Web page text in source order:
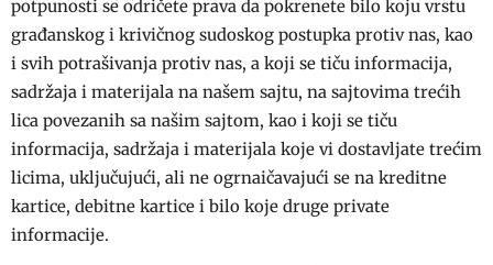
potpunosti se odričete prava da pokrenete bilo koju vrstu
građanskog i krivičnog sudoskog postupka protiv nas, kao
i svih potrašivanja protiv nas, a koji se tiču informacija,
sadržaja i materijala na našem sajtu, na sajtovima trećih
lica povezanih sa našim sajtom, kao i koji se tiču
informacija, sadržaja i materijala koje vi dostavljate trećim
licima, uključujući, ali ne ogrnaičavajući se na kreditne
kartice, debitne kartice i bilo koje druge private
informacije.